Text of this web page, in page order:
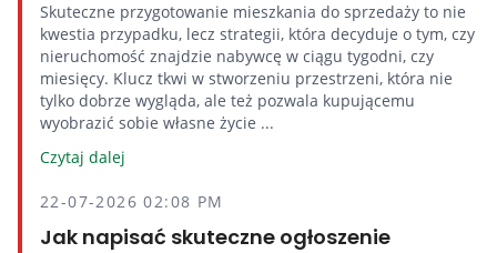
Skuteczne przygotowanie mieszkania do sprzedaży to nie
kwestia przypadku, lecz strategii, która decyduje o tym, czy
nieruchomość znajdzie nabywcę w ciągu tygodni, czy
miesięcy. Klucz tkwi w stworzeniu przestrzeni, która nie
tylko dobrze wygląda, ale też pozwala kupującemu
wyobrazić sobie własne życie ...
Czytaj dalej
22-07-2026 02:08 PM
Jak napisać skuteczne ogłoszenie